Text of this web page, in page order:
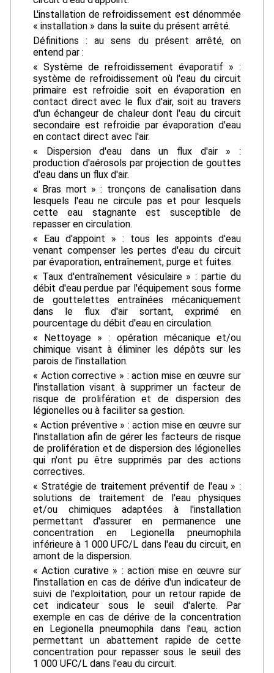
L'installation de refroidissement est dénommée
« installation » dans la suite du présent arrêté.
Définitions : au sens du présent arrêté, on
entend par :
« Système de refroidissement évaporatif » :
système de refroidissement où l'eau du circuit
primaire est refroidie soit en évaporation en
contact direct avec le flux d'air, soit au travers
d'un échangeur de chaleur dont l'eau du circuit
secondaire est refroidie par évaporation d'eau
en contact direct avec l'air.
« Dispersion d'eau dans un flux d'air » :
production d'aérosols par projection de gouttes
d'eau dans un flux d'air.
« Bras mort » : tronçons de canalisation dans
lesquels l'eau ne circule pas et pour lesquels
cette eau stagnante est susceptible de
repasser en circulation.
« Eau d'appoint » : tous les appoints d'eau
venant compenser les pertes d'eau du circuit
par évaporation, entraînement, purge et fuites.
« Taux d'entraînement vésiculaire » : partie du
débit d'eau perdue par l'équipement sous forme
de gouttelettes entraînées mécaniquement
dans le flux d'air sortant, exprimé en
pourcentage du débit d'eau en circulation.
« Nettoyage » : opération mécanique et/ou
chimique visant à éliminer les dépôts sur les
parois de l'installation.
« Action corrective » : action mise en œuvre sur
l'installation visant à supprimer un facteur de
risque de prolifération et de dispersion des
légionelles ou à faciliter sa gestion.
« Action préventive » : action mise en œuvre sur
l'installation afin de gérer les facteurs de risque
de prolifération et de dispersion des légionelles
qui n'ont pu être supprimés par des actions
correctives.
« Stratégie de traitement préventif de l'eau » :
solutions de traitement de l'eau physiques
et/ou chimiques adaptées à l'installation
permettant d'assurer en permanence une
concentration en Legionella pneumophila
inférieure à 1 000 UFC/L dans l'eau du circuit, en
amont de la dispersion.
« Action curative » : action mise en œuvre sur
l'installation en cas de dérive d'un indicateur de
suivi de l'exploitation, pour un retour rapide de
cet indicateur sous le seuil d'alerte. Par
exemple en cas de dérive de la concentration
en Legionella pneumophila dans l'eau, action
permettant un abattement rapide de cette
concentration pour repasser sous le seuil des
1 000 UFC/L dans l'eau du circuit.